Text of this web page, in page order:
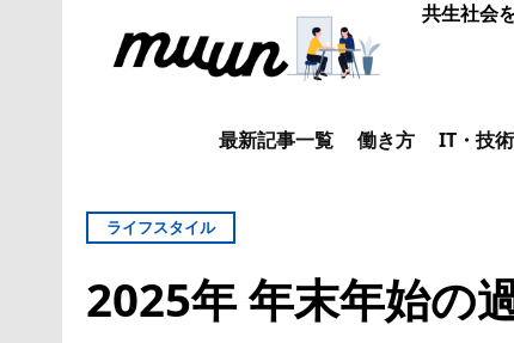
共生社会
最新記事一覧 働き方 IT・技術
ライフスタイル
2025年 年末年始の